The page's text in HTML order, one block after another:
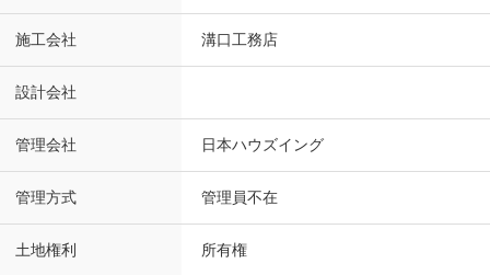
施工会社 溝口工務店
設計会社
管理会社 日本ハウズイング
管理方式 管理員不在
土地権利 所有権